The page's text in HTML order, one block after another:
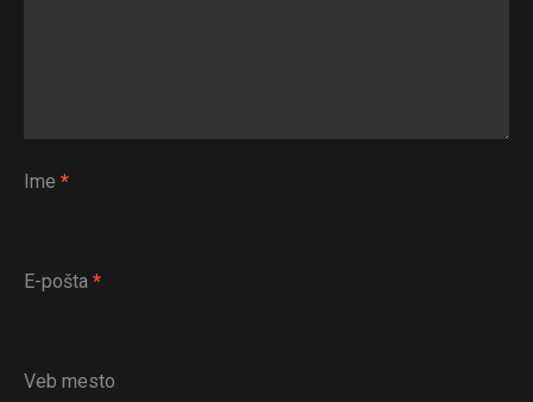
Ime *
E-pošta *
Veb mesto